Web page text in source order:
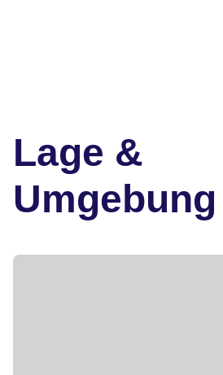
Lage &
Umgebung